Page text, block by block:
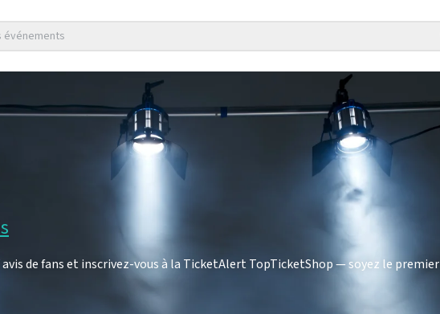
événements
de fans et inscrivez-vous à la TicketAlert TopTicketShop — soyez le premier